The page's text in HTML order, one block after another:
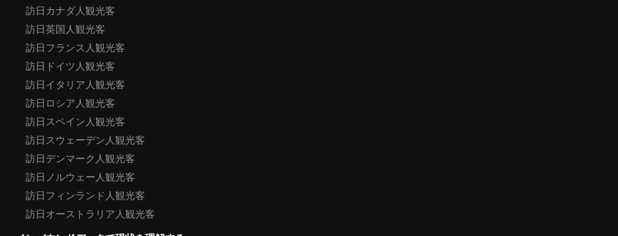
訪日カナダ人観光客
訪日英国人観光客
訪日フランス人観光客
訪日ドイツ人観光客
訪日イタリア人観光客
訪日ロシア人観光客
訪日スペイン人観光客
訪日スウェーデン人観光客
訪日デンマーク人観光客
訪日ノルウェー人観光客
訪日フィンランド人観光客
訪日オーストラリア人観光客